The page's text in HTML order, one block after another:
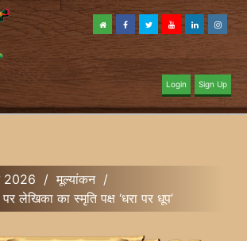
Login Sign Up
2026 / मूल्यांकन /
लेखिका का स्मृति पक्ष ‘धरा पर धूप’